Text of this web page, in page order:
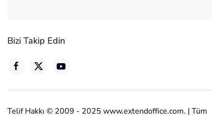
Bizi Takip Edin
Telif Hakkı © 2009 - 2025 www.extendoffice.com. | Tüm